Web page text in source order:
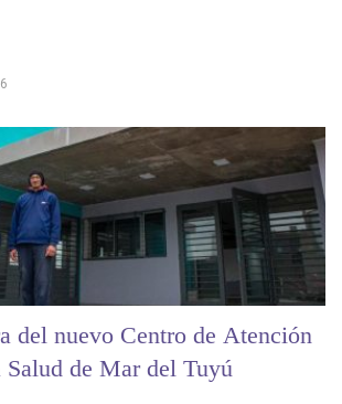
del nuevo Centro de Atención
Salud de Mar del Tuyú